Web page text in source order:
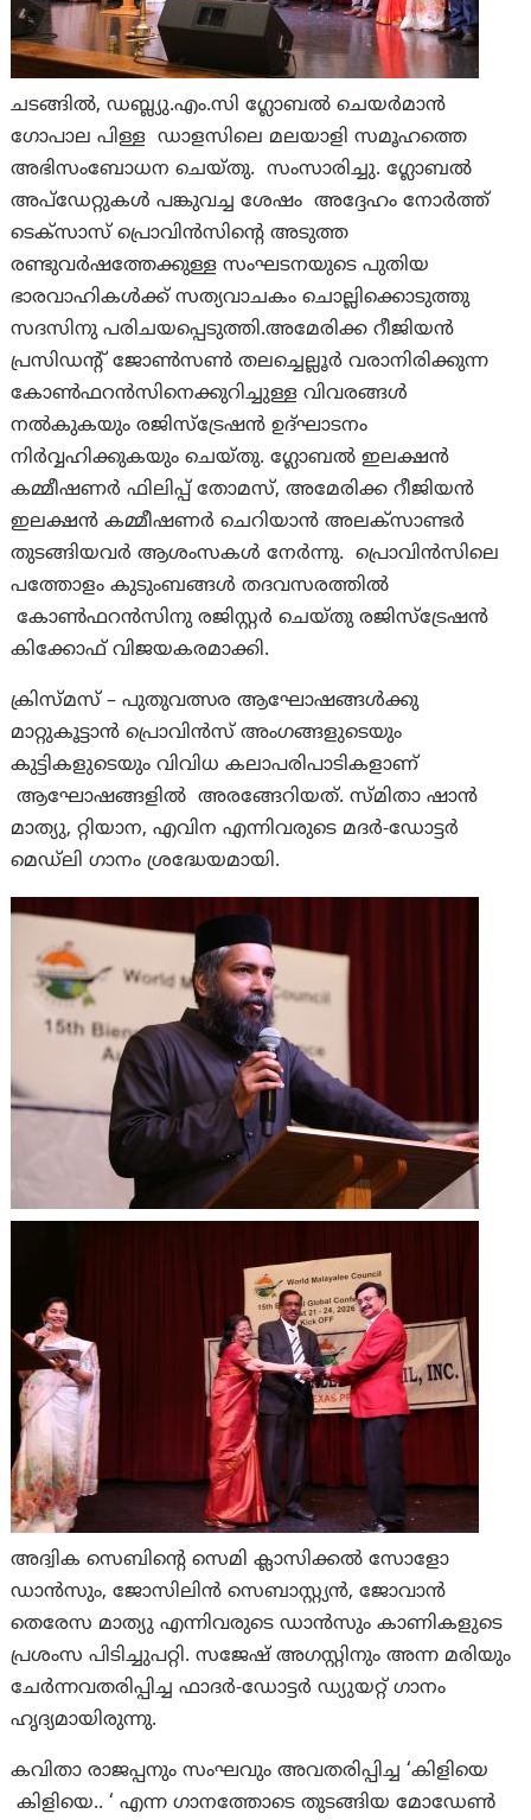
ചടങ്ങിൽ, ഡബ്ല്യു.എം.സി ഗ്ലോബൽ ചെയർമാൻ
ഗോപാല പിള്ള ഡാളസിലെ മലയാളി സമൂഹത്തെ
അഭിസംബോധന ചെയ്തു. സംസാരിച്ചു. ഗ്ലോബൽ
അപ്‌ഡേറ്റുകൾ പങ്കുവച്ച ശേഷം അദ്ദേഹം നോർത്ത്
ടെക്‌സാസ് പ്രൊവിൻസിന്റെ അടുത്ത
രണ്ടുവർഷത്തേക്കുള്ള സംഘടനയുടെ പുതിയ
ഭാരവാഹികൾക്ക് സത്യവാചകം ചൊല്ലിക്കൊടുത്തു
സദസിനു പരിചയപ്പെടുത്തി.അമേരിക്ക റീജിയൻ
പ്രസിഡന്റ് ജോൺസൺ തലച്ചെല്ലൂർ വരാനിരിക്കുന്ന
കോൺഫറൻസിനെക്കുറിച്ചുള്ള വിവരങ്ങൾ
നൽകുകയും രജിസ്‌ട്രേഷൻ ഉദ്ഘാടനം
നിർവ്വഹിക്കുകയും ചെയ്തു. ഗ്ലോബൽ ഇലക്ഷൻ
കമ്മീഷണർ ഫിലിപ്പ് തോമസ്, അമേരിക്ക റീജിയൻ
ഇലക്ഷൻ കമ്മീഷണർ ചെറിയാൻ അലക്സാണ്ടർ
തുടങ്ങിയവർ ആശംസകൾ നേർന്നു. പ്രൊവിൻസിലെ
പത്തോളം കുടുംബങ്ങൾ തദവസരത്തിൽ
കോൺഫറൻസിനു രജിസ്റ്റർ ചെയ്തു രജിസ്‌ട്രേഷൻ
കിക്കോഫ് വിജയകരമാക്കി.
ക്രിസ്മസ് – പുതുവത്സര ആഘോഷങ്ങൾക്കു
മാറ്റുകൂട്ടാൻ പ്രൊവിൻസ് അംഗങ്ങളുടെയും
കുട്ടികളുടെയും വിവിധ കലാപരിപാടികളാണ്
ആഘോഷങ്ങളിൽ അരങ്ങേറിയത്. സ്മിതാ ഷാൻ
മാത്യു, റ്റിയാന, എവിന എന്നിവരുടെ മദർ-ഡോട്ടർ
മെഡ്‌ലി ഗാനം ശ്രദ്ധേയമായി.
അദ്വിക സെബിന്റെ സെമി ക്ലാസിക്കൽ സോളോ
ഡാൻസും, ജോസിലിൻ സെബാസ്റ്റ്യൻ, ജോവാൻ
തെരേസ മാത്യു എന്നിവരുടെ ഡാൻസും കാണികളുടെ
പ്രശംസ പിടിച്ചുപറ്റി. സജേഷ് അഗസ്റ്റിനും അന്ന മരിയും
ചേർന്നവതരിപ്പിച്ച ഫാദർ-ഡോട്ടർ ഡ്യുയറ്റ് ഗാനം
ഹൃദ്യമായിരുന്നു.
കവിതാ രാജപ്പനും സംഘവും അവതരിപ്പിച്ച ‘കിളിയെ
കിളിയെ.. ‘ എന്ന ഗാനത്തോടെ തുടങ്ങിയ മോഡേൺ